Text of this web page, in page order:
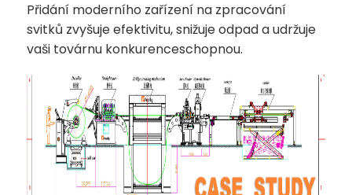
Přidání moderního zařízení na zpracování
svitků zvyšuje efektivitu, snižuje odpad a udržuje
vaši továrnu konkurenceschopnou.